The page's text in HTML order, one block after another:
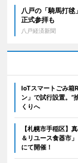
八戸の「騎馬打
正式参拝も
八戸経済新聞
IoTスマートごみ箱
ン」で試行設置。”
くりへ
【札幌市手稲区】
＆リユース食器市
にて開催！